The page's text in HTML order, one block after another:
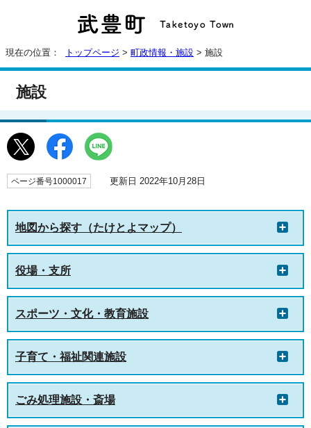
現在の位置： トップページ > 町政情報・施設 > 施設
施設
ページ番号1000017 更新日 2022年10月28日
地図から探す（たけとよマップ）
役場・支所
スポーツ・文化・教育施設
子育て・福祉関連施設
ごみ処理施設・斎場